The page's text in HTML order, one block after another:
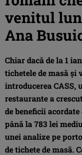
venitul
Ana
Chiar dacă de la 1
tichetele de masă și
introducerea CASS,
restaurante a
de beneficii
până la 783 lei
unei analize pe
de tichete de masă.